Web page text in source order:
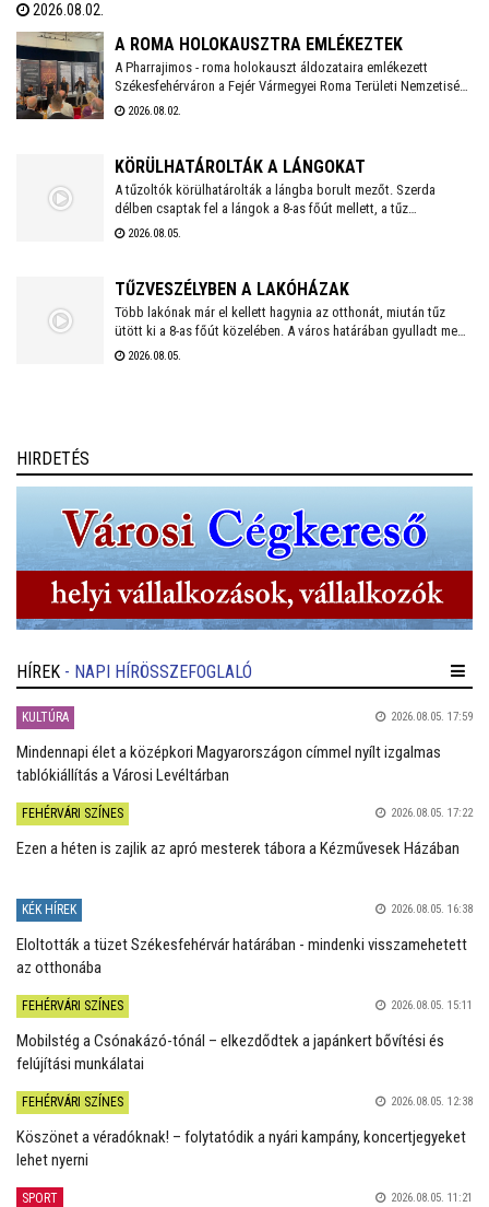
megszokott nyári nyitva tartással fogadják a piciket a bölcsődék
és az óvodák!
2026.08.02.
A ROMA HOLOKAUSZTRA EMLÉKEZTEK
A Pharrajimos - roma holokauszt áldozataira emlékezett
Székesfehérváron a Fejér Vármegyei Roma Területi Nemzetiségi
Önkormányzat, ahova az egész vármegyéből érkeztek
múlt fájdalmát a Romano Glaszo közreműködésével.
2026.08.02.
KÖRÜLHATÁROLTÁK A LÁNGOKAT
A tűzoltók körülhatárolták a lángba borult mezőt. Szerda
délben csaptak fel a lángok a 8-as főút mellett, a tűz
lakóházakat, melléképületeket, valamint lakó- és
2026.08.05.
TŰZVESZÉLYBEN A LAKÓHÁZAK
Több lakónak már el kellett hagynia az otthonát, miután tűz
ütött ki a 8-as főút közelében. A város határában gyulladt meg
az avar, a bozótos, a tarló, és az aljnövényzet. A tűz
2026.08.05.
HIRDETÉS
HÍREK - NAPI HÍRÖSSZEFOGLALÓ
KULTÚRA 2026.08.05. 17:59
Mindennapi élet a középkori Magyarországon címmel nyílt izgalmas
tablókiállítás a Városi Levéltárban
FEHÉRVÁRI SZÍNES 2026.08.05. 17:22
Ezen a héten is zajlik az apró mesterek tábora a Kézművesek Házában
KÉK HÍREK 2026.08.05. 16:38
Eloltották a tüzet Székesfehérvár határában - mindenki visszamehetett
az otthonába
FEHÉRVÁRI SZÍNES 2026.08.05. 15:11
Mobilstég a Csónakázó-tónál – elkezdődtek a japánkert bővítési és
felújítási munkálatai
FEHÉRVÁRI SZÍNES 2026.08.05. 12:38
Köszönet a véradóknak! – folytatódik a nyári kampány, koncertjegyeket
lehet nyerni
SPORT 2026.08.05. 11:21